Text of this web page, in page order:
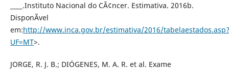
____.Instituto Nacional do CÃ¢ncer. Estimativa. 2016b.
DisponÃ­vel
em:http://www.inca.gov.br/estimativa/2016/tabelaestados.asp?
UF=MT>.
JORGE, R. J. B.; DIÓGENES, M. A. R. et al. Exame